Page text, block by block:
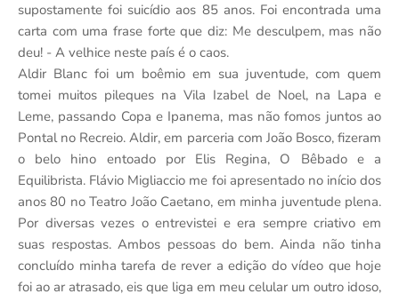
supostamente foi suicídio aos 85 anos. Foi encontrada uma
carta com uma frase forte que diz: Me desculpem, mas não
deu! - A velhice neste país é o caos.
Aldir Blanc foi um boêmio em sua juventude, com quem
tomei muitos pileques na Vila Izabel de Noel, na Lapa e
Leme, passando Copa e Ipanema, mas não fomos juntos ao
Pontal no Recreio. Aldir, em parceria com João Bosco, fizeram
o belo hino entoado por Elis Regina, O Bêbado e a
Equilibrista. Flávio Migliaccio me foi apresentado no início dos
anos 80 no Teatro João Caetano, em minha juventude plena.
Por diversas vezes o entrevistei e era sempre criativo em
suas respostas. Ambos pessoas do bem. Ainda não tinha
concluído minha tarefa de rever a edição do vídeo que hoje
foi ao ar atrasado, eis que liga em meu celular um outro idoso,